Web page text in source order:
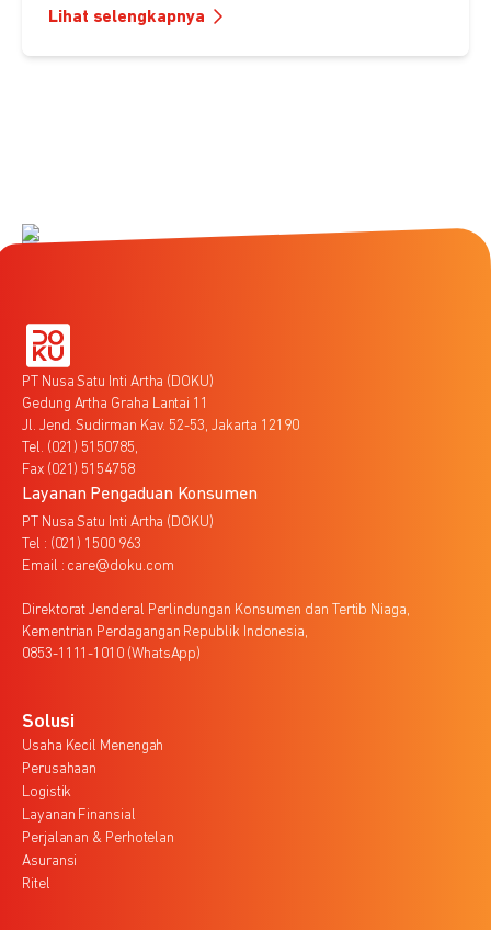
Lihat selengkapnya
PT Nusa Satu Inti Artha (DOKU)
Gedung Artha Graha Lantai 11
Jl. Jend. Sudirman Kav. 52-53, Jakarta 12190
Tel. (021) 5150785,
Fax (021) 5154758
Layanan Pengaduan Konsumen
PT Nusa Satu Inti Artha (DOKU)
Tel : (021) 1500 963
Email : care@doku.com
Direktorat Jenderal Perlindungan Konsumen dan Tertib Niaga,
Kementrian Perdagangan Republik Indonesia,
0853-1111-1010 (WhatsApp)
Solusi
Usaha Kecil Menengah
Perusahaan
Logistik
Layanan Finansial
Perjalanan & Perhotelan
Asuransi
Ritel